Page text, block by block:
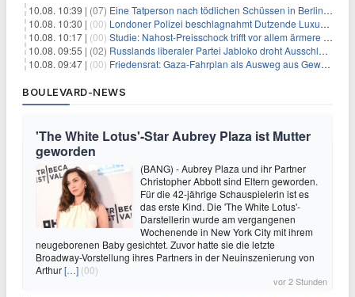
10.08. 10:39 | (07) Eine Tatperson nach tödlichen Schüssen in Berlin im Visier
10.08. 10:30 | (00) Londoner Polizei beschlagnahmt Dutzende Luxusautos
10.08. 10:17 | (00) Studie: Nahost-Preisschock trifft vor allem ärmere Haushalte
10.08. 09:55 | (02) Russlands liberaler Partei Jabloko droht Ausschluss von Wahl
10.08. 09:47 | (00) Friedensrat: Gaza-Fahrplan als Ausweg aus Gewaltspirale
BOULEVARD-NEWS
'The White Lotus'-Star Aubrey Plaza ist Mutter
geworden
(BANG) - Aubrey Plaza und ihr Partner
Christopher Abbott sind Eltern geworden.
Für die 42-jährige Schauspielerin ist es
das erste Kind. Die 'The White Lotus'-
Darstellerin wurde am vergangenen
Wochenende in New York City mit ihrem
neugeborenen Baby gesichtet. Zuvor hatte sie die letzte
Broadway-Vorstellung ihres Partners in der Neuinszenierung von
Arthur[…] (00)
vor 2 Stunden